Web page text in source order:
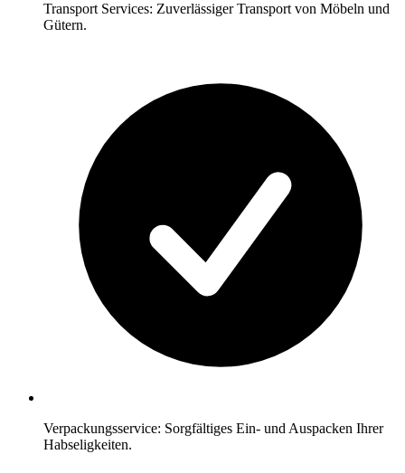
Transport Services: Zuverlässiger Transport von Möbeln und
Gütern.
Verpackungsservice: Sorgfältiges Ein- und Auspacken Ihrer
Habseligkeiten.